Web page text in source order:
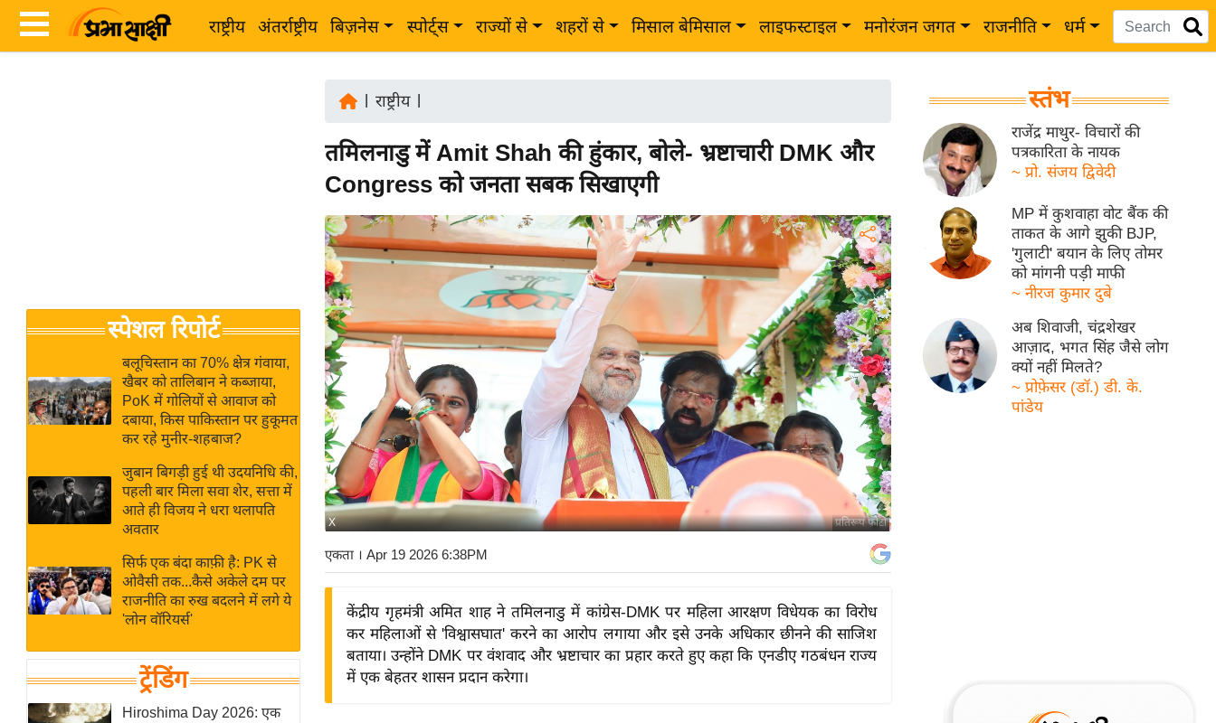
राष्ट्रीय अंतर्राष्ट्रीय बिज़नेस स्पोर्ट्स राज्यों से शहरों से मिसाल बेमिसाल लाइफस्टाइल मनोरंजन जगत राजनीति धर्म
Breaking
News in
Hindi
Hindi
Videos
जगत
राय
बजट
IPL
2026
ई-पेपर
मिसाल बेमिसाल
शख्सियत
यंग इंडिया
साहित्य जगत
ऑटो वर्ल्ड
स्पेशल रिपोर्ट
बलूचिस्तान का 70% क्षेत्र गंवाया,
खैबर को तालिबान ने कब्जाया,
PoK में गोलियों से आवाज को
दबाया, किस पाकिस्तान पर हुकूमत
कर रहे मुनीर-शहबाज?
जुबान बिगड़ी हुई थी उदयनिधि की,
पहली बार मिला सवा शेर, सत्ता में
आते ही विजय ने धरा थलापति
अवतार
सिर्फ एक बंदा काफ़ी है: PK से
ओवैसी तक...कैसे अकेले दम पर
राजनीति का रुख बदलने में लगे ये
'लोन वॉरियर्स'
ट्रेंडिंग
Hiroshima Day 2026: एक
राष्ट्रीय|
तमिलनाडु में Amit Shah की हुंकार, बोले- भ्रष्टाचारी DMK और
Congress को जनता सबक सिखाएगी
प्रतिरूप फोटो
X
एकता । Apr 19 2026 6:38PM
केंद्रीय गृहमंत्री अमित शाह ने तमिलनाडु में कांग्रेस-DMK पर महिला आरक्षण विधेयक का विरोध
कर महिलाओं से 'विश्वासघात' करने का आरोप लगाया और इसे उनके अधिकार छीनने की साजिश
बताया। उन्होंने DMK पर वंशवाद और भ्रष्टाचार का प्रहार करते हुए कहा कि एनडीए गठबंधन राज्य
में एक बेहतर शासन प्रदान करेगा।
स्तंभ
राजेंद्र माथुर- विचारों की
पत्रकारिता के नायक
~ प्रो. संजय द्विवेदी
MP में कुशवाहा वोट बैंक की
ताकत के आगे झुकी BJP,
'गुलाटी' बयान के लिए तोमर
को मांगनी पड़ी माफी
~ नीरज कुमार दुबे
अब शिवाजी, चंद्रशेखर
आज़ाद, भगत सिंह जैसे लोग
क्यों नहीं मिलते?
~ प्रोफ़ेसर (डॉ.) डी. के.
पांडेय